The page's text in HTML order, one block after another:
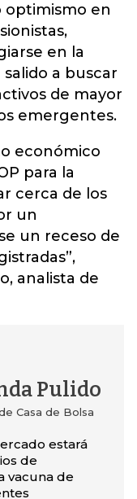
optimismo en
en la
a buscar
de mayor
emergentes.
económico
para la
cerca de los
un
un receso de
analista de
Pulido
Casa de Bolsa
estará
de
vacuna de